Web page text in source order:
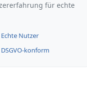
für echte
Echte Nutzer
DSGVO-konform